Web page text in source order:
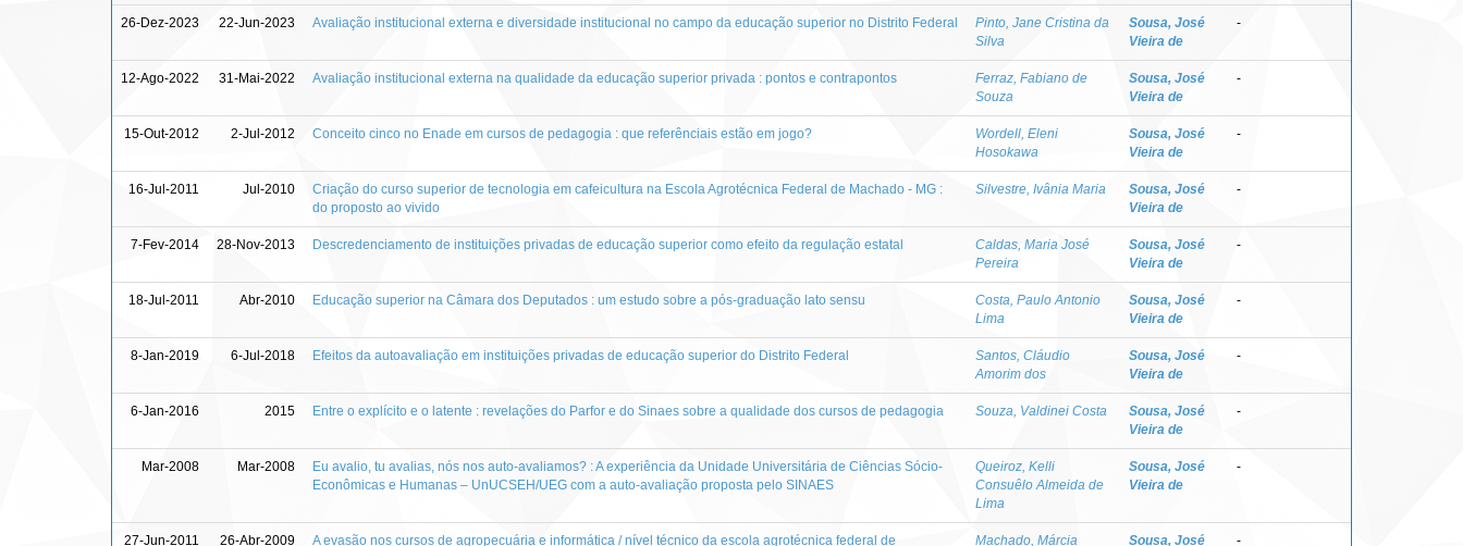
26-Dez-2023 22-Jun-2023 Avaliação institucional externa e diversidade institucional no campo da educação superior no Distrito Federal
Pinto, Jane Cristina da
Silva
Sousa, José
Vieira de
-
12-Ago-2022 31-Mai-2022 Avaliação institucional externa na qualidade da educação superior privada : pontos e contrapontos
Ferraz, Fabiano de
Souza
Sousa, José
Vieira de
-
15-Out-2012 2-Jul-2012 Conceito cinco no Enade em cursos de pedagogia : que referênciais estão em jogo?
Wordell, Eleni
Hosokawa
Sousa, José
Vieira de
-
16-Jul-2011 Jul-2010
Criação do curso superior de tecnologia em cafeicultura na Escola Agrotécnica Federal de Machado - MG :
do proposto ao vivido
Silvestre, Ivânia Maria
Sousa, José
Vieira de
-
7-Fev-2014 28-Nov-2013 Descredenciamento de instituições privadas de educação superior como efeito da regulação estatal
Caldas, Maria José
Pereira
Sousa, José
Vieira de
-
18-Jul-2011 Abr-2010 Educação superior na Câmara dos Deputados : um estudo sobre a pós-graduação lato sensu
Costa, Paulo Antonio
Lima
Sousa, José
Vieira de
-
8-Jan-2019 6-Jul-2018 Efeitos da autoavaliação em instituições privadas de educação superior do Distrito Federal
Santos, Cláudio
Amorim dos
Sousa, José
Vieira de
-
6-Jan-2016 2015 Entre o explícito e o latente : revelações do Parfor e do Sinaes sobre a qualidade dos cursos de pedagogia Souza, Valdinei Costa
Sousa, José
Vieira de
-
Mar-2008 Mar-2008
Eu avalio, tu avalias, nós nos auto-avaliamos? : A experiência da Unidade Universitária de Ciências Sócio-
Econômicas e Humanas – UnUCSEH/UEG com a auto-avaliação proposta pelo SINAES
Queiroz, Kelli
Consuêlo Almeida de
Lima
Sousa, José
Vieira de
-
27-Jun-2011 26-Abr-2009 A evasão nos cursos de agropecuária e informática / nível técnico da escola agrotécnica federal de Machado, Márcia Sousa, José -